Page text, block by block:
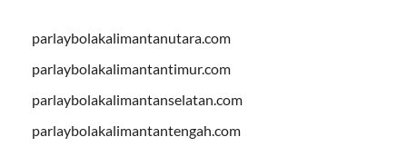
parlaybolakalimantanutara.com
parlaybolakalimantantimur.com
parlaybolakalimantanselatan.com
parlaybolakalimantantengah.com